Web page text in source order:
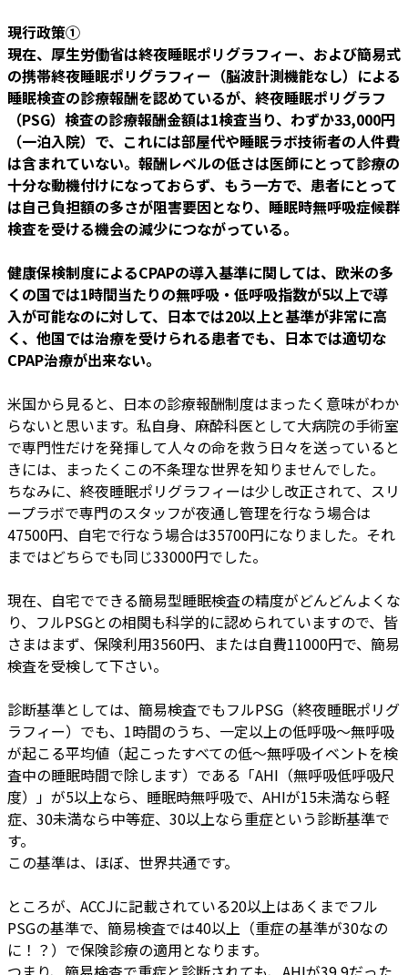
現行政策①
現在、厚生労働省は終夜睡眠ポリグラフィー、および簡易式
の携帯終夜睡眠ポリグラフィー（脳波計測機能なし）による
睡眠検査の診療報酬を認めているが、終夜睡眠ポリグラフ
（PSG）検査の診療報酬金額は1検査当り、わずか33,000円
（一泊入院）で、これには部屋代や睡眠ラボ技術者の人件費
は含まれていない。報酬レベルの低さは医師にとって診療の
十分な動機付けになっておらず、もう一方で、患者にとって
は自己負担額の多さが阻害要因となり、睡眠時無呼吸症候群
検査を受ける機会の減少につながっている。
健康保検制度によるCPAPの導入基準に関しては、欧米の多
くの国では1時間当たりの無呼吸・低呼吸指数が5以上で導
入が可能なのに対して、日本では20以上と基準が非常に高
く、他国では治療を受けられる患者でも、日本では適切な
CPAP治療が出来ない。
米国から見ると、日本の診療報酬制度はまったく意味がわか
らないと思います。私自身、麻酔科医として大病院の手術室
で専門性だけを発揮して人々の命を救う日々を送っていると
きには、まったくこの不条理な世界を知りませんでした。
ちなみに、終夜睡眠ポリグラフィーは少し改正されて、スリ
ープラボで専門のスタッフが夜通し管理を行なう場合は
47500円、自宅で行なう場合は35700円になりました。それ
まではどちらでも同じ33000円でした。
現在、自宅でできる簡易型睡眠検査の精度がどんどんよくな
り、フルPSGとの相関も科学的に認められていますので、皆
さまはまず、保険利用3560円、または自費11000円で、簡易
検査を受検して下さい。
診断基準としては、簡易検査でもフルPSG（終夜睡眠ポリグ
ラフィー）でも、1時間のうち、一定以上の低呼吸～無呼吸
が起こる平均値（起こったすべての低～無呼吸イベントを検
査中の睡眠時間で除します）である「AHI（無呼吸低呼吸尺
度）」が5以上なら、睡眠時無呼吸で、AHIが15未満なら軽
症、30未満なら中等症、30以上なら重症という診断基準で
す。
この基準は、ほぼ、世界共通です。
ところが、ACCJに記載されている20以上はあくまでフル
PSGの基準で、簡易検査では40以上（重症の基準が30なの
に！？）で保険診療の適用となります。